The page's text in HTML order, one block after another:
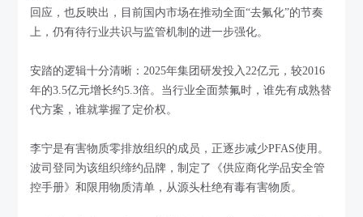
回应，也反映出，目前国内市场在推动全面“去氟化”的节奏
上，仍有待行业共识与监管机制的进一步强化。
安踏的逻辑十分清晰：2025年集团研发投入22亿元，较2016
年的3.5亿元增长约5.3倍。当行业全面禁氟时，谁先有成熟替
代方案，谁就掌握了定价权。
李宁是有害物质零排放组织的成员，正逐步减少PFAS使用。
波司登同为该组织缔约品牌，制定了《供应商化学品安全管
控手册》和限用物质清单，从源头杜绝有毒有害物质。